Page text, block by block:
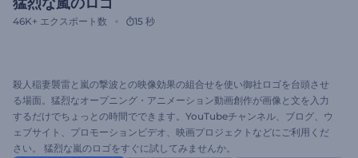
46K+ エクスポート数 15 秒
殺人稲妻襲雷と嵐の撃波との映像効果の組合せを使い御社ロゴを台頭させ
る場面。猛烈なオープニング・アニメーション動画創作が画像と文を入力
するだけでちょっとの時間でできます。YouTubeチャンネル、ブログ、ウ
ェブサイト、プロモーションビデオ、映画プロジェクトなどにご利用くだ
さい。 猛烈な嵐のロゴをすぐに試してみませんか。